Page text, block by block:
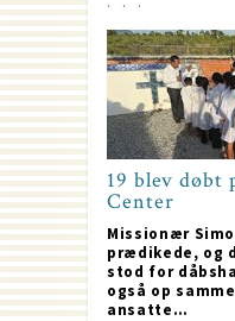
19 blev døbt
Center
Missionær
prædikede, og
stod for
også op
ansatte…